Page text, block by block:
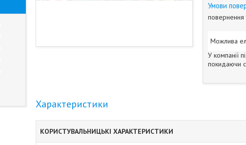
повернення
У компанії
покидаючи
Характеристики
КОРИСТУВАЛЬНИЦЬКІ ХАРАКТЕРИСТИКИ